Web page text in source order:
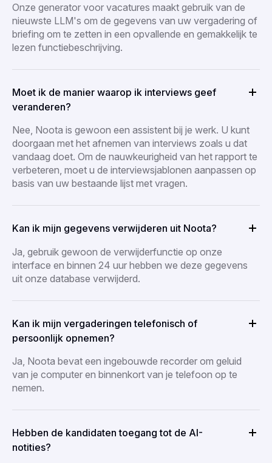
Onze generator voor vacatures maakt gebruik van de
nieuwste LLM's om de gegevens van uw vergadering of
briefing om te zetten in een opvallende en gemakkelijk te
lezen functiebeschrijving.
Moet ik de manier waarop ik interviews geef
veranderen?
Nee, Noota is gewoon een assistent bij je werk. U kunt
doorgaan met het afnemen van interviews zoals u dat
vandaag doet. Om de nauwkeurigheid van het rapport te
verbeteren, moet u de interviewsjablonen aanpassen op
basis van uw bestaande lijst met vragen.
Kan ik mijn gegevens verwijderen uit Noota?
Ja, gebruik gewoon de verwijderfunctie op onze
interface en binnen 24 uur hebben we deze gegevens
uit onze database verwijderd.
Kan ik mijn vergaderingen telefonisch of
persoonlijk opnemen?
Ja, Noota bevat een ingebouwde recorder om geluid
van je computer en binnenkort van je telefoon op te
nemen.
Hebben de kandidaten toegang tot de AI-
notities?